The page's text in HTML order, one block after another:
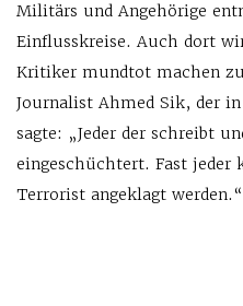
Militärs und Angehörige
Einflusskreise. Auch dort
Kritiker mundtot machen
Journalist Ahmed Sik, der
sagte: „Jeder der schreibt
eingeschüchtert. Fast jeder
Terrorist angeklagt werden.“